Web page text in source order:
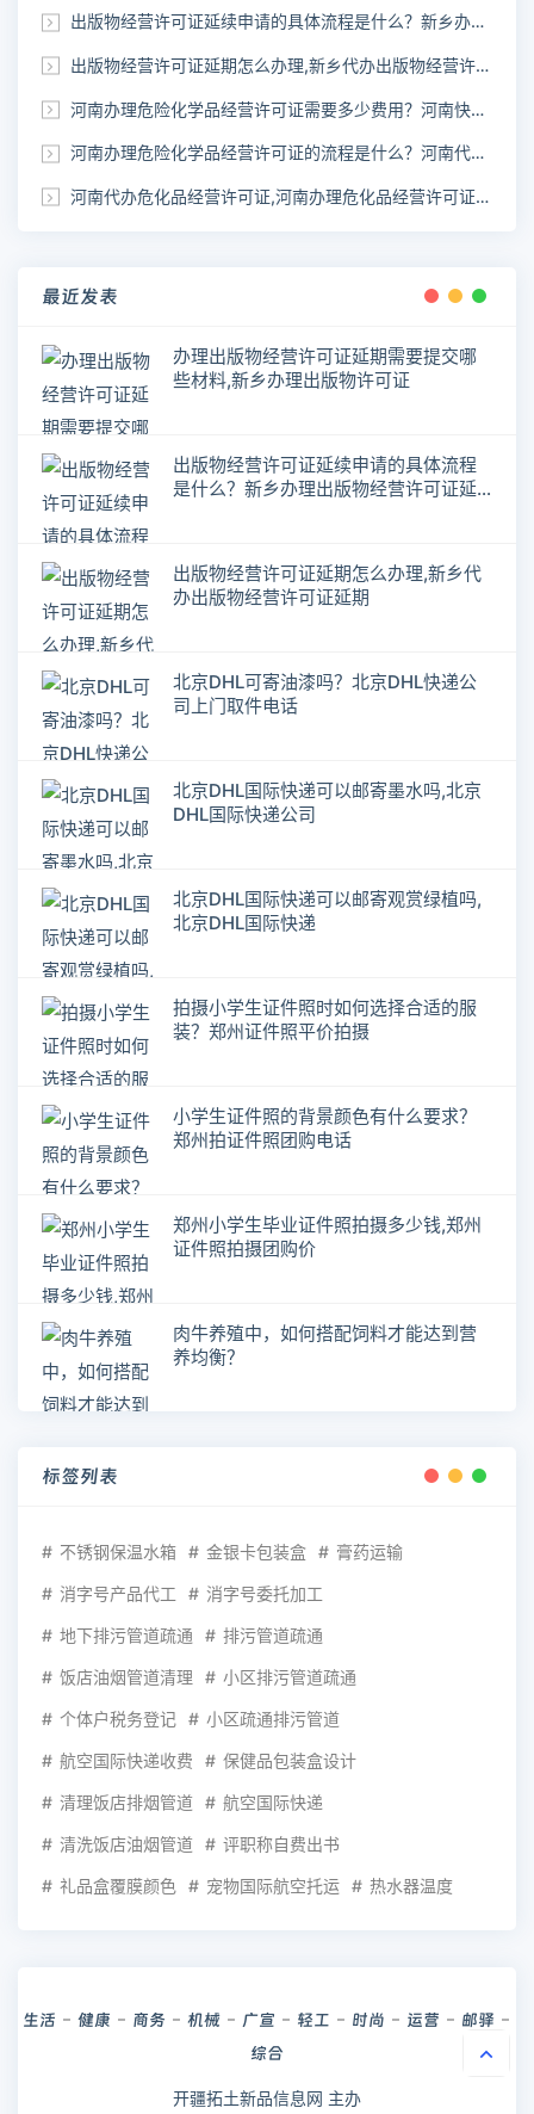
出版物经营许可证延续申请的具体流程是什么？新乡办理出版物经营许可证延期
出版物经营许可证延期怎么办理,新乡代办出版物经营许可证延期
河南办理危险化学品经营许可证需要多少费用？河南快速代办《危化品许可证》
河南办理危险化学品经营许可证的流程是什么？河南代办危化品经营许可证
河南代办危化品经营许可证,河南办理危化品经营许可证需要什么材料
最近发表
办理出版物经营许可证延期需要提交哪
些材料,新乡办理出版物许可证
出版物经营许可证延续申请的具体流程
是什么？新乡办理出版物经营许可证延
出版物经营许可证延期怎么办理,新乡代
办出版物经营许可证延期
北京DHL可寄油漆吗？北京DHL快递公
司上门取件电话
北京DHL国际快递可以邮寄墨水吗,北京
DHL国际快递公司
北京DHL国际快递可以邮寄观赏绿植吗,
北京DHL国际快递
拍摄小学生证件照时如何选择合适的服
装？郑州证件照平价拍摄
小学生证件照的背景颜色有什么要求？
郑州拍证件照团购电话
郑州小学生毕业证件照拍摄多少钱,郑州
证件照拍摄团购价
肉牛养殖中，如何搭配饲料才能达到营
养均衡？
标签列表
不锈钢保温水箱 金银卡包装盒 膏药运输
消字号产品代工 消字号委托加工
地下排污管道疏通 排污管道疏通
饭店油烟管道清理 小区排污管道疏通
个体户税务登记 小区疏通排污管道
航空国际快递收费 保健品包装盒设计
清理饭店排烟管道 航空国际快递
清洗饭店油烟管道 评职称自费出书
礼品盒覆膜颜色 宠物国际航空托运 热水器温度
生活 健康 商务 机械 广宣 轻工 时尚 运营
邮驿
综合
开疆拓土新品信息网 主办